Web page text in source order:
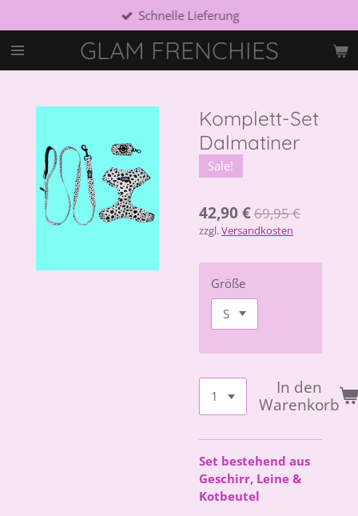
Hauptinhalt
springen
GLAM FRENCHIES
Schnelle Lieferung
Komplett-Set
Dalmatiner
Sale!
42,90 €69,95 €
zzgl.Versandkosten
Größe
In den
Warenkorb
Set bestehend aus
Geschirr, Leine &
Kotbeutel